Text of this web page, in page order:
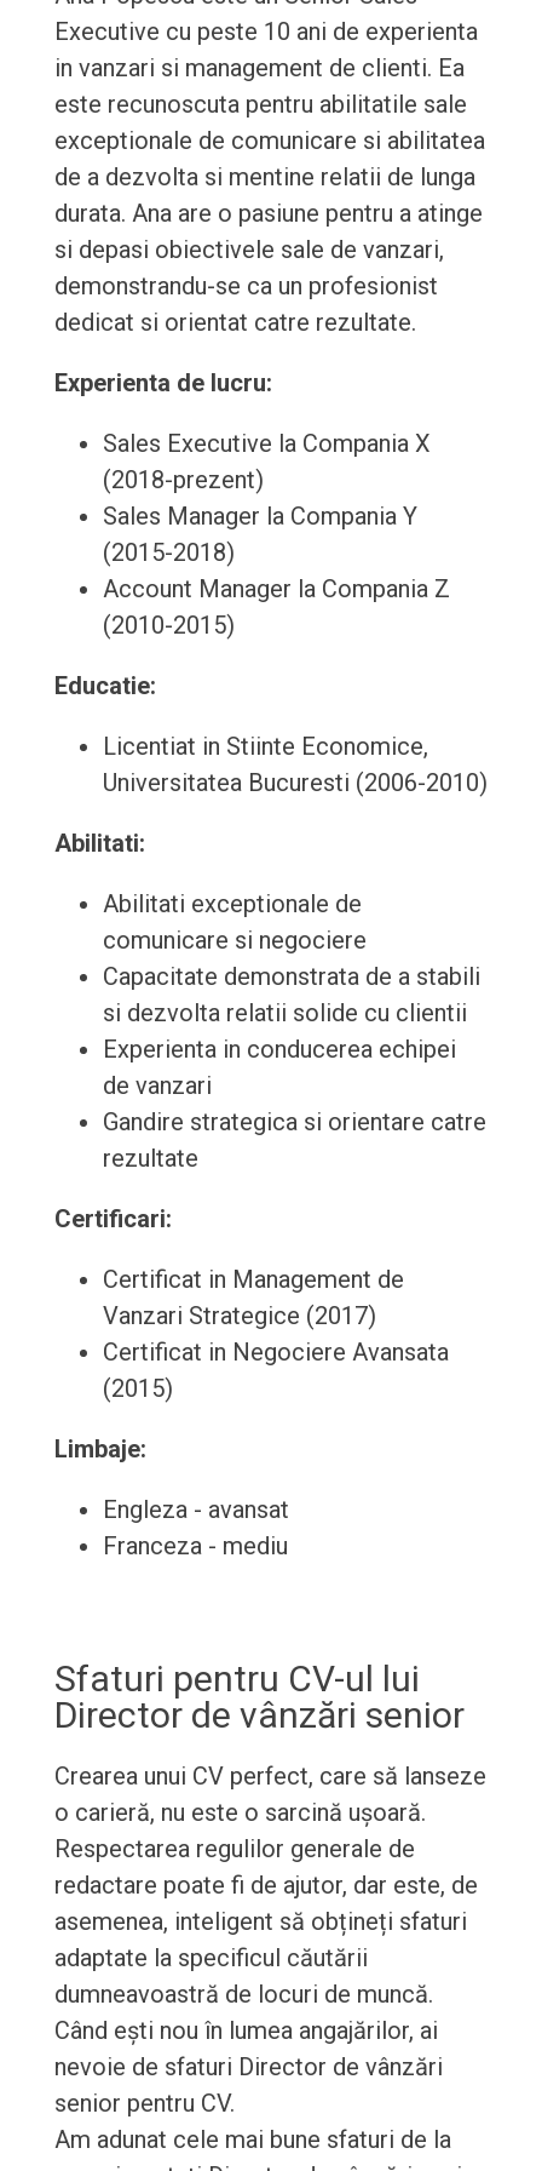
Executive cu peste 10 ani de experienta
in vanzari si management de clienti. Ea
este recunoscuta pentru abilitatile sale
exceptionale de comunicare si abilitatea
de a dezvolta si mentine relatii de lunga
durata. Ana are o pasiune pentru a atinge
si depasi obiectivele sale de vanzari,
demonstrandu-se ca un profesionist
dedicat si orientat catre rezultate.
Experienta de lucru:
Sales Executive la Compania X
(2018-prezent)
Sales Manager la Compania Y
(2015-2018)
Account Manager la Compania Z
(2010-2015)
Educatie:
Licentiat in Stiinte Economice,
Universitatea Bucuresti (2006-2010)
Abilitati:
Abilitati exceptionale de
comunicare si negociere
Capacitate demonstrata de a stabili
si dezvolta relatii solide cu clientii
Experienta in conducerea echipei
de vanzari
Gandire strategica si orientare catre
rezultate
Certificari:
Certificat in Management de
Vanzari Strategice (2017)
Certificat in Negociere Avansata
(2015)
Limbaje:
Engleza - avansat
Franceza - mediu
Sfaturi pentru CV-ul lui
Director de vânzări senior
Crearea unui CV perfect, care să lanseze
o carieră, nu este o sarcină ușoară.
Respectarea regulilor generale de
redactare poate fi de ajutor, dar este, de
asemenea, inteligent să obțineți sfaturi
adaptate la specificul căutării
dumneavoastră de locuri de muncă.
Când ești nou în lumea angajărilor, ai
nevoie de sfaturi Director de vânzări
senior pentru CV.
Am adunat cele mai bune sfaturi de la